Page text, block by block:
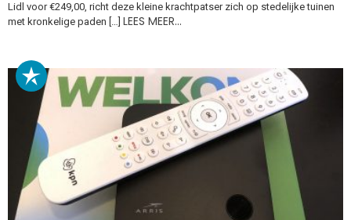
Lidl voor €249,00, richt deze kleine krachtpatser zich op stedelijke tuinen
met kronkelige paden […] LEES MEER…